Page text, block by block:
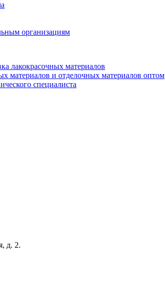
организациям
лакокрасочных материалов
материалов и отделочных материалов оптом
специалиста
д. 2.